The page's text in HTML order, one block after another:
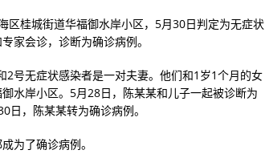
区桂城街道华福御水岸小区，5月30日判定为无症状
家会诊，诊断为确诊病例。
号无症状感染者是一对夫妻。他们和1岁1个月的女
水岸小区。5月28日，陈某某和儿子一起被诊断为
，陈某某转为确诊病例。
为了确诊病例。